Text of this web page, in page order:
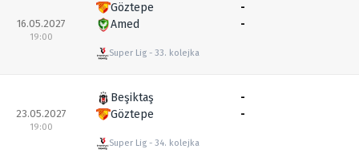
16.05.2027
19:00
Göztepe
Amed
Super Lig 33. kolejka
-
-
23.05.2027
19:00
Beşiktaş
Göztepe
Super Lig 34. kolejka
-
-